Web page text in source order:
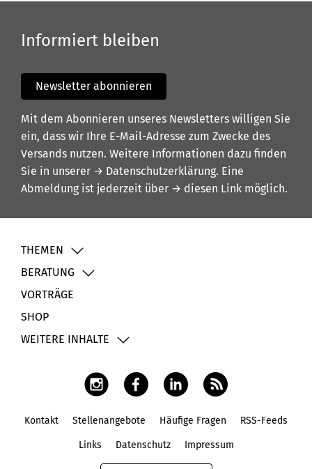
Informiert bleiben
Newsletter abonnieren
Mit dem Abonnieren unseres Newsletters willigen Sie
ein, dass wir Ihre E-Mail-Adresse zum Zwecke des
Versands nutzen. Weitere Informationen dazu finden
Sie in unserer → Datenschutzerklärung. Eine
Abmeldung ist jederzeit über → diesen Link möglich.
THEMEN
BERATUNG
VORTRÄGE
SHOP
WEITERE INHALTE
Kontakt Stellenangebote Häufige Fragen RSS-Feeds
Links Datenschutz Impressum